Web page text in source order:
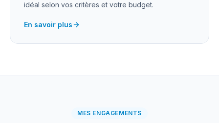
idéal selon vos critères et votre budget.
En savoir plus
MES ENGAGEMENTS